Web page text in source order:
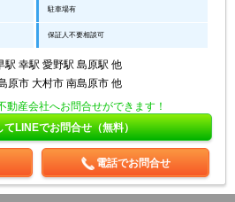
駐車場有
保証人不要相談可
駅 幸駅 愛野駅 島原駅 他
原市 大村市 南島原市 他
動産会社へお問合せができます！
てLINEでお問合せ（無料）
電話でお問合せ